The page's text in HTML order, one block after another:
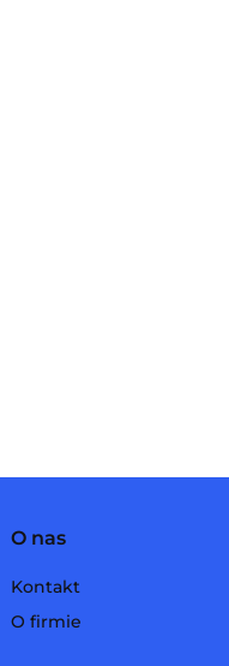
O nas
Kontakt
O firmie